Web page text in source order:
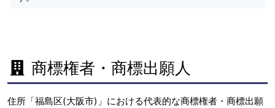
商標権者・商標出願人
住所「福島区(大阪市)」における代表的な商標権者・商標出願